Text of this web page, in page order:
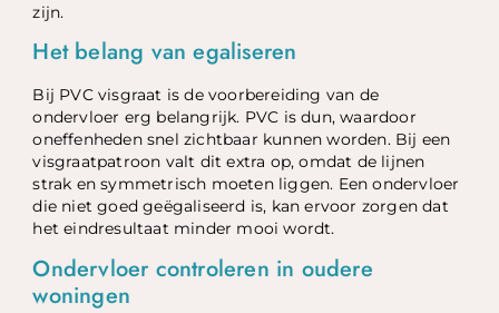
zijn.
Het belang van egaliseren
Bij PVC visgraat is de voorbereiding van de
ondervloer erg belangrijk. PVC is dun, waardoor
oneffenheden snel zichtbaar kunnen worden. Bij een
visgraatpatroon valt dit extra op, omdat de lijnen
strak en symmetrisch moeten liggen. Een ondervloer
die niet goed geëgaliseerd is, kan ervoor zorgen dat
het eindresultaat minder mooi wordt.
Ondervloer controleren in oudere
woningen